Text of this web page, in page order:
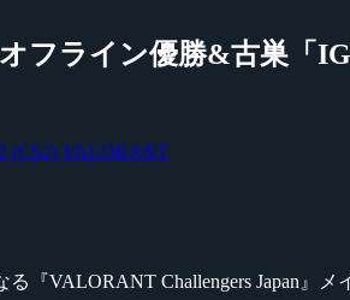
フライン優勝&古巣「
(CS2) VALORANT
『VALORANT Challengers Japan』